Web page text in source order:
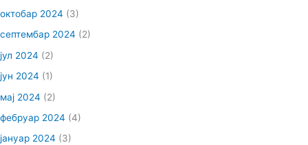
октобар 2024 (3)
септембар 2024 (2)
јул 2024 (2)
јун 2024 (1)
мај 2024 (2)
фебруар 2024 (4)
јануар 2024 (3)